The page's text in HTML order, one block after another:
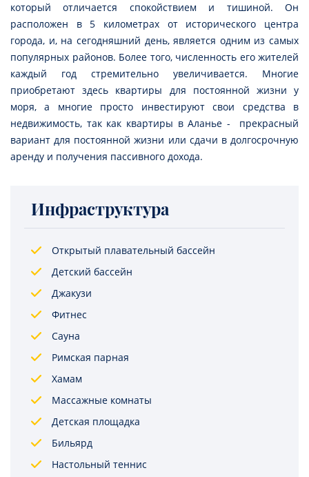
который отличается спокойствием и тишиной. Он
расположен в 5 километрах от исторического центра
города, и, на сегодняшний день, является одним из самых
популярных районов. Более того, численность его жителей
каждый год стремительно увеличивается. Многие
приобретают здесь квартиры для постоянной жизни у
моря, а многие просто инвестируют свои средства в
недвижимость, так как квартиры в Аланье - прекрасный
вариант для постоянной жизни или сдачи в долгосрочную
аренду и получения пассивного дохода.
Инфраструктура
Открытый плавательный бассейн
Детский бассейн
Джакузи
Фитнес
Сауна
Римская парная
Хамам
Массажные комнаты
Детская площадка
Бильярд
Настольный теннис